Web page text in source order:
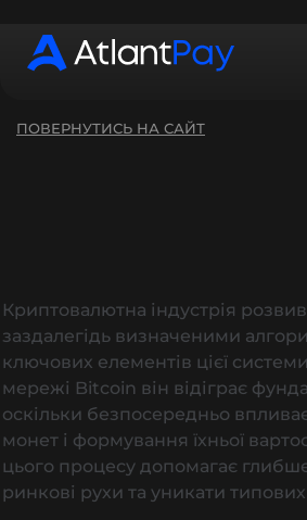
Графік роботи: ПН–НД з
ПОВЕРНУТИСЬ НА САЙТ
Криптовалютна індустрія
заздалегідь визначеними
ключових елементів цієї
мережі Bitcoin він відіграє
оскільки безпосередньо
монет і формування їхньої
цього процесу допомагає
ринкові рухи та уникати